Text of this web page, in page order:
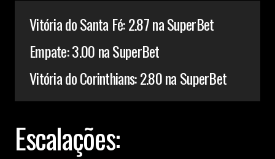
Vitória do Santa Fé: 2.87 na SuperBet
Empate: 3.00 na SuperBet
Vitória do Corinthians: 2.80 na SuperBet
Escalações: